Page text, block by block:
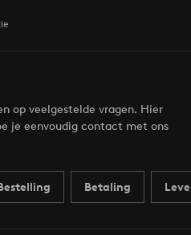
op veelgestelde vragen. Hier
je eenvoudig contact met ons
Betaling